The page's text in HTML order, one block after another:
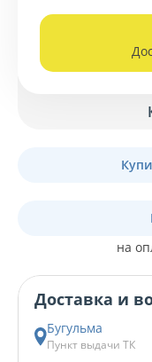
на
Доставка и
Бугульма
Пункт выдачи ТК